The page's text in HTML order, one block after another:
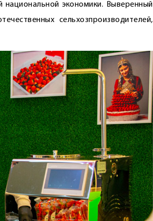
экономики. Выверенный
сельхозпроизводителей,